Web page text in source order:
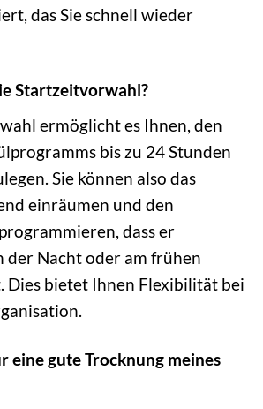
das Sie schnell wieder
Startzeitvorwahl?
ermöglicht es Ihnen, den
bis zu 24 Stunden
Sie können also das
einräumen und den
dass er
der Nacht oder am frühen
Dies bietet Ihnen Flexibilität bei
eine gute Trocknung meines